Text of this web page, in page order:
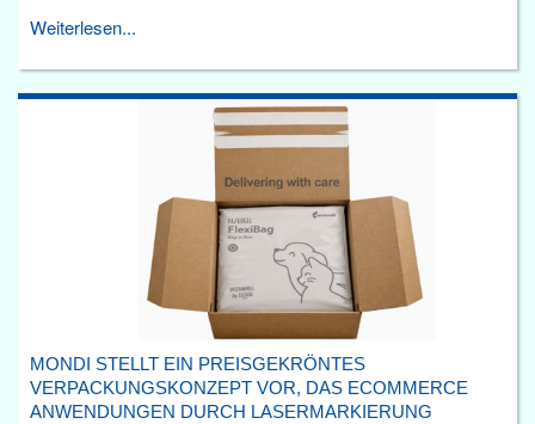
Weiterlesen...
MONDI STELLT EIN PREISGEKRÖNTES
VERPACKUNGSKONZEPT VOR, DAS ECOMMERCE
ANWENDUNGEN DURCH LASERMARKIERUNG